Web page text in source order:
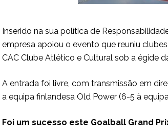
Inserido na sua política de
empresa apoiou o evento que reuniu
CAC Clube Atlético e Cultural sob a égide
A entrada foi livre, com transmissão em
a equipa finlandesa Old Power (6-5 à
Foi um sucesso este Goalball Grand